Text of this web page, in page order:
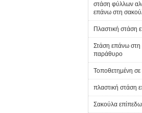
στάση φύλλων
επάνω στη
Πλαστική στάση
Στάση επάνω στη
παράθυρο
Τοποθετημένη
πλαστική στάση
Σακούλα